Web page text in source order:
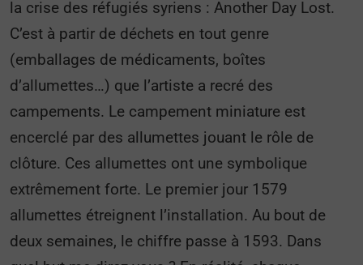
la crise des réfugiés syriens : Another Day Lost.
C’est à partir de déchets en tout genre
(emballages de médicaments, boîtes
d’allumettes…) que l’artiste a recré des
campements. Le campement miniature est
encerclé par des allumettes jouant le rôle de
clôture. Ces allumettes ont une symbolique
extrêmement forte. Le premier jour 1579
allumettes étreignent l’installation. Au bout de
deux semaines, le chiffre passe à 1593. Dans